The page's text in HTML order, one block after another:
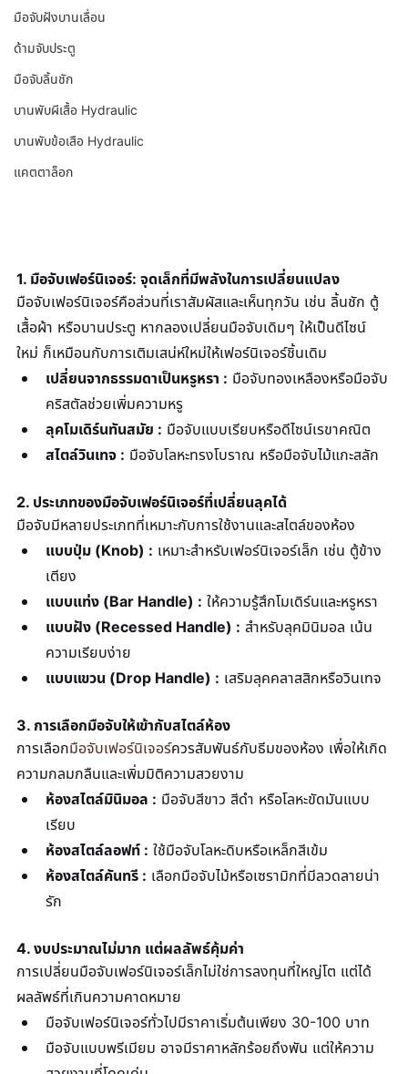
มือจับฝังบานเลื่อน
ด้ามจับประตู
มือจับลิ้นชัก
บานพับผีเสื้อ Hydraulic
บานพับข้อเสือ Hydraulic
แคตตาล็อก
1. มือจับเฟอร์นิเจอร์: จุดเล็กที่มีพลังในการเปลี่ยนแปลง
มือจับเฟอร์นิเจอร์คือส่วนที่เราสัมผัสและเห็นทุกวัน เช่น ลิ้นชัก ตู้
เสื้อผ้า หรือบานประตู หากลองเปลี่ยนมือจับเดิมๆ ให้เป็นดีไซน์
ใหม่ ก็เหมือนกับการเติมเสน่ห์ใหม่ให้เฟอร์นิเจอร์ชิ้นเดิม
เปลี่ยนจากธรรมดาเป็นหรูหรา : มือจับทองเหลืองหรือมือจับ
คริสตัลช่วยเพิ่มความหรู
ลุคโมเดิร์นทันสมัย : มือจับแบบเรียบหรือดีไซน์เรขาคณิต
สไตล์วินเทจ : มือจับโลหะทรงโบราณ หรือมือจับไม้แกะสลัก
2. ประเภทของมือจับเฟอร์นิเจอร์ที่เปลี่ยนลุคได้
มือจับมีหลายประเภทที่เหมาะกับการใช้งานและสไตล์ของห้อง
แบบปุ่ม (Knob) : เหมาะสำหรับเฟอร์นิเจอร์เล็ก เช่น ตู้ข้าง
เตียง
แบบแท่ง (Bar Handle) : ให้ความรู้สึกโมเดิร์นและหรูหรา
แบบฝัง (Recessed Handle) : สำหรับลุคมินิมอล เน้น
ความเรียบง่าย
แบบแขวน (Drop Handle) : เสริมลุคคลาสสิกหรือวินเทจ
3. การเลือกมือจับให้เข้ากับสไตล์ห้อง
การเลือกมือจับเฟอร์นิเจอร์ควรสัมพันธ์กับธีมของห้อง เพื่อให้เกิด
ความกลมกลืนและเพิ่มมิติความสวยงาม
ห้องสไตล์มินิมอล : มือจับสีขาว สีดำ หรือโลหะขัดมันแบบ
เรียบ
ห้องสไตล์ลอฟท์ : ใช้มือจับโลหะดิบหรือเหล็กสีเข้ม
ห้องสไตล์คันทรี : เลือกมือจับไม้หรือเซรามิกที่มีลวดลายน่า
รัก
4. งบประมาณไม่มาก แต่ผลลัพธ์คุ้มค่า
การเปลี่ยนมือจับเฟอร์นิเจอร์เล็กไม่ใช่การลงทุนที่ใหญ่โต แต่ได้
ผลลัพธ์ที่เกินความคาดหมาย
มือจับเฟอร์นิเจอร์ทั่วไปมีราคาเริ่มต้นเพียง 30-100 บาท
มือจับแบบพรีเมียม อาจมีราคาหลักร้อยถึงพัน แต่ให้ความ